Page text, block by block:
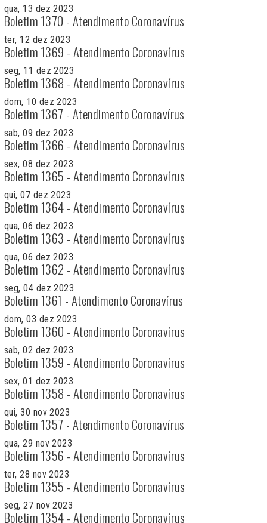
qua, 13 dez 2023
Boletim 1370 - Atendimento Coronavírus
ter, 12 dez 2023
Boletim 1369 - Atendimento Coronavírus
seg, 11 dez 2023
Boletim 1368 - Atendimento Coronavírus
dom, 10 dez 2023
Boletim 1367 - Atendimento Coronavírus
sab, 09 dez 2023
Boletim 1366 - Atendimento Coronavírus
sex, 08 dez 2023
Boletim 1365 - Atendimento Coronavírus
qui, 07 dez 2023
Boletim 1364 - Atendimento Coronavírus
qua, 06 dez 2023
Boletim 1363 - Atendimento Coronavírus
qua, 06 dez 2023
Boletim 1362 - Atendimento Coronavírus
seg, 04 dez 2023
Boletim 1361 - Atendimento Coronavírus
dom, 03 dez 2023
Boletim 1360 - Atendimento Coronavírus
sab, 02 dez 2023
Boletim 1359 - Atendimento Coronavírus
sex, 01 dez 2023
Boletim 1358 - Atendimento Coronavírus
qui, 30 nov 2023
Boletim 1357 - Atendimento Coronavírus
qua, 29 nov 2023
Boletim 1356 - Atendimento Coronavírus
ter, 28 nov 2023
Boletim 1355 - Atendimento Coronavírus
seg, 27 nov 2023
Boletim 1354 - Atendimento Coronavírus